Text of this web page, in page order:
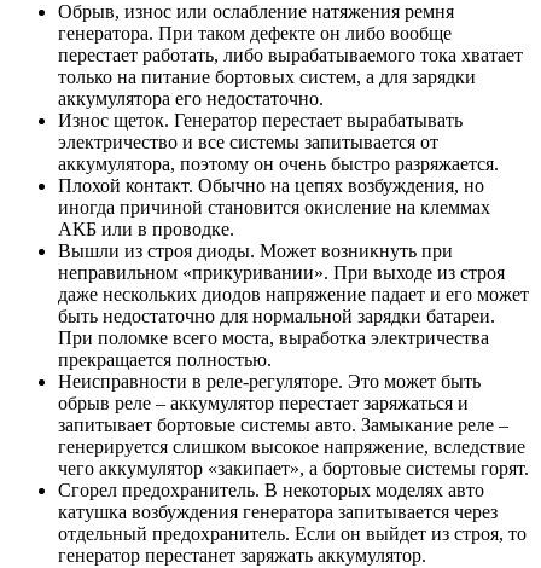
Обрыв, износ или ослабление натяжения ремня
генератора. При таком дефекте он либо вообще
перестает работать, либо вырабатываемого тока хватает
только на питание бортовых систем, а для зарядки
аккумулятора его недостаточно.
Износ щеток. Генератор перестает вырабатывать
электричество и все системы запитывается от
аккумулятора, поэтому он очень быстро разряжается.
Плохой контакт. Обычно на цепях возбуждения, но
иногда причиной становится окисление на клеммах
АКБ или в проводке.
Вышли из строя диоды. Может возникнуть при
неправильном «прикуривании». При выходе из строя
даже нескольких диодов напряжение падает и его может
быть недостаточно для нормальной зарядки батареи.
При поломке всего моста, выработка электричества
прекращается полностью.
Неисправности в реле-регуляторе. Это может быть
обрыв реле – аккумулятор перестает заряжаться и
запитывает бортовые системы авто. Замыкание реле –
генерируется слишком высокое напряжение, вследствие
чего аккумулятор «закипает», а бортовые системы горят.
Сгорел предохранитель. В некоторых моделях авто
катушка возбуждения генератора запитывается через
отдельный предохранитель. Если он выйдет из строя, то
генератор перестанет заряжать аккумулятор.